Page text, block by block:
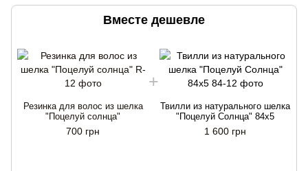
Вместе дешевле
Резинка для волос из шелка
"Поцелуй солнца"
700 грн
Твилли из натурального шелка
"Поцелуй Солнца" 84x5
1 600 грн